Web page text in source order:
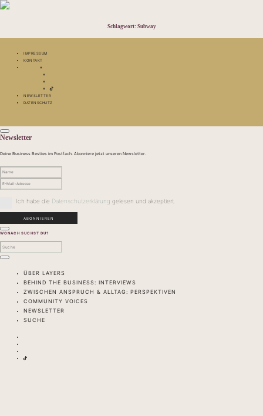
Schlagwort: Subway
IMPRESSUM
KONTAKT
NEWSLETTER
DATENSCHUTZ
Newsletter
Deine Business Besties im Postfach. Abonniere jetzt unseren Newsletter.
Ich habe die Datenschutzerklärung gelesen und akzeptiert.
WONACH SUCHST DU?
ÜBER LAYERS
BEHIND THE BUSINESS: INTERVIEWS
ZWISCHEN ANSPRUCH & ALLTAG: PERSPEKTIVEN
COMMUNITY VOICES
NEWSLETTER
SUCHE